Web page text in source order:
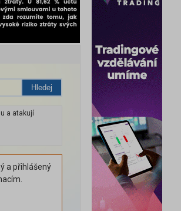
Hledej
a atakují
a přihlášený